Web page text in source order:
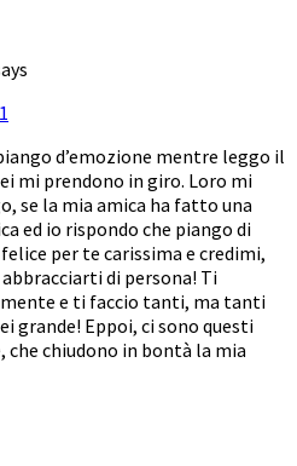
d’emozione mentre leggo il
mi prendono in giro. Loro mi
se la mia amica ha fatto una
ed io rispondo che piango di
per te carissima e credimi,
di persona! Ti
e ti faccio tanti, ma tanti
grande! Eppoi, ci sono questi
chiudono in bontà la mia